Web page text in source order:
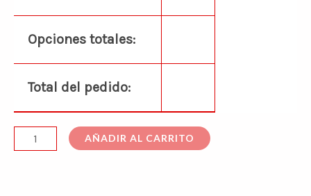
Opciones totales:
Total del pedido:
AÑADIR AL CARRITO